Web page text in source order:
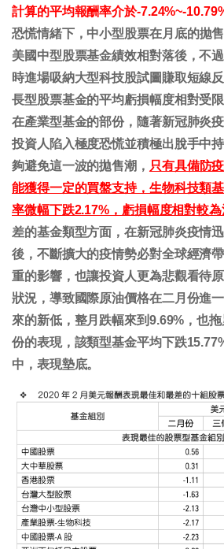
計算的平均報酬率介於-7.24%~-
恐慌情緒下， 中小型股票在月底的拋
美國中型股票基金績效相對落後，不
時進場吸納大型科技股試圖賺取短線
長型股票基金的平均虧損幅度相對受限
在產業型基金的部份，隨著新冠肺炎
投資人陷入極度恐慌並積極出脫手中
夠避免這一波的拋售潮， 只有具備防
能獲得一定的買盤支持，生物科技類
率微幅下跌2.17%，虧損幅度相對較為
差的基金類型方面，在新冠肺炎疫情
後，不斷擴大的疫情勢必對全球經濟
重的影響，也讓投資人更為悲觀看待
狀況，導致國際原油價格在二月份進
來的新低，整月跌幅來到9.69%，也
份的表現，該類型基金平均下跌
中，表現墊底。